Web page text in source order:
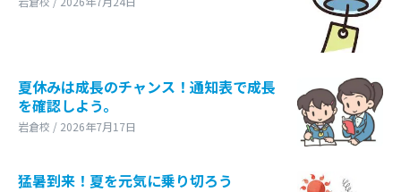
夏休みは成長のチャンス！通知表で成長
を確認しよう。
岩倉校 / 2026年7月17日
猛暑到来！夏を元気に乗り切ろう